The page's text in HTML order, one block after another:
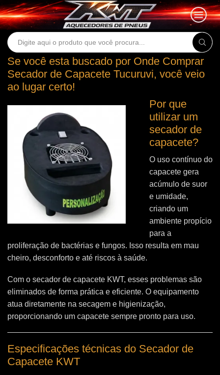
Search
Se você esta buscado por Onde Comprar
Secador de Capacete Tucuruvi, você veio
ao lugar certo!
Por que
utilizar um
secador de
capacete?
O uso contínuo do
capacete gera
acúmulo de suor
e umidade,
criando um
ambiente propício
para a
proliferação de bactérias e fungos. Isso resulta em mau
cheiro, desconforto e até riscos à saúde.
Com o secador de capacete KWT, esses problemas são
eliminados de forma prática e eficiente. O equipamento
atua diretamente na secagem e higienização,
proporcionando um capacete sempre pronto para uso.
Especificações técnicas do Secador de
Capacete KWT